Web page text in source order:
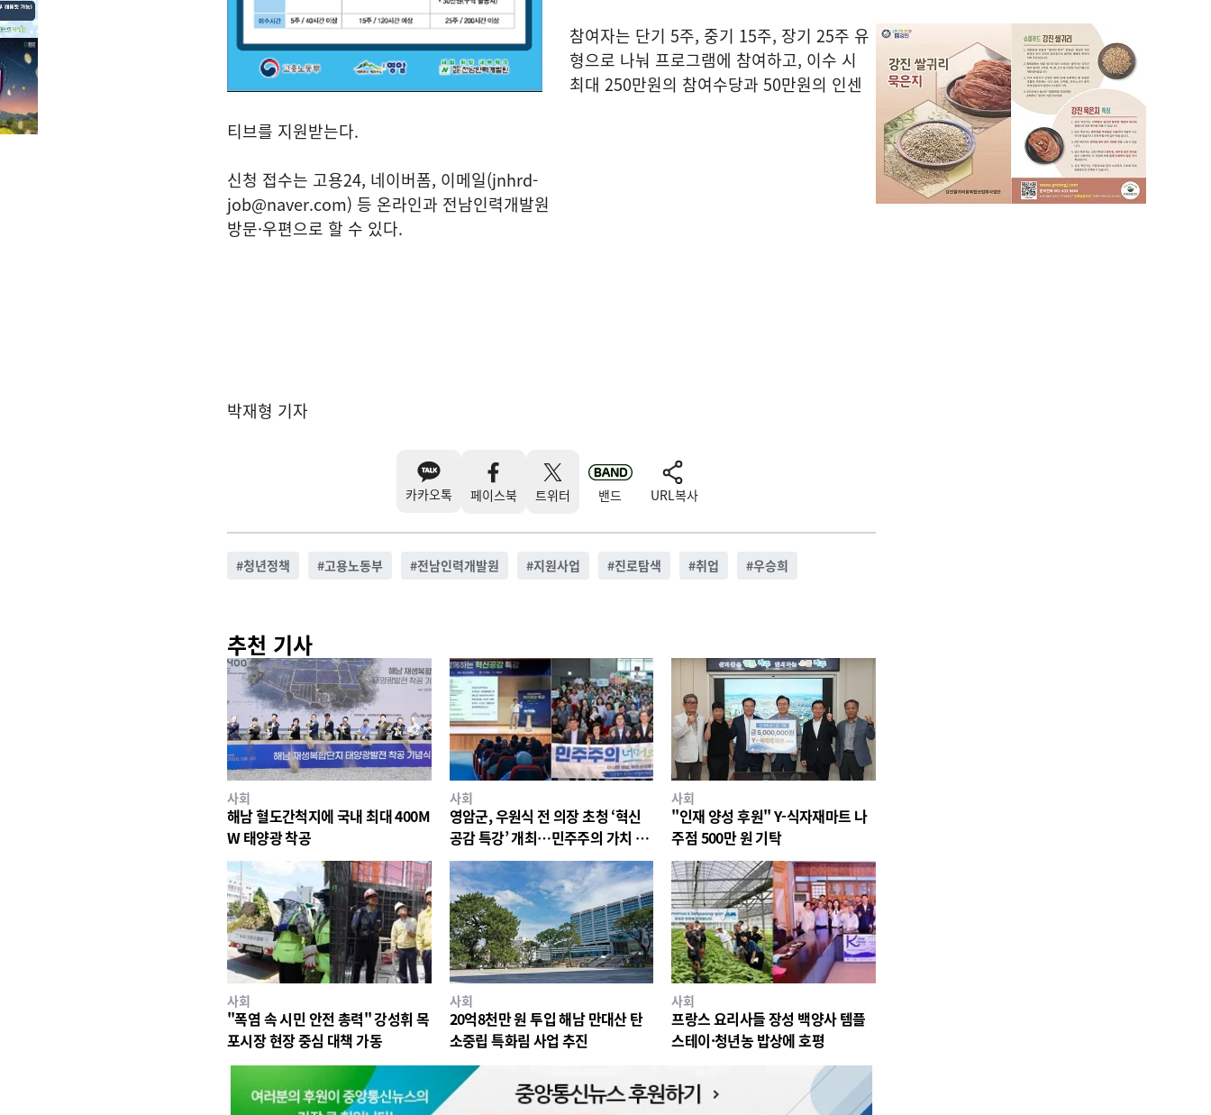
참여자는 단기 5주, 중기 15주, 장기 25주 유
형으로 나눠 프로그램에 참여하고, 이수 시
최대 250만원의 참여수당과 50만원의 인센
티브를 지원받는다.
신청 접수는 고용24, 네이버폼, 이메일(jnhrd-
job@naver.com) 등 온라인과 전남인력개발원
방문·우편으로 할 수 있다.
박재형 기자
카카오톡 페이스북 트위터 밴드 URL복사
#청년정책 #고용노동부 #전남인력개발원 #지원사업 #진로탐색 #취업 #우승희
추천 기사
사회
해남 혈도간척지에 국내 최대 400M
W 태양광 착공
사회
영암군, 우원식 전 의장 초청 ‘혁신
공감 특강’ 개최…민주주의 가치 공
유
사회
"인재 양성 후원" Y-식자재마트 나
주점 500만 원 기탁
사회
"폭염 속 시민 안전 총력" 강성휘 목
포시장 현장 중심 대책 가동
사회
20억8천만 원 투입 해남 만대산 탄
소중립 특화림 사업 추진
사회
프랑스 요리사들 장성 백양사 템플
스테이·청년농 밥상에 호평